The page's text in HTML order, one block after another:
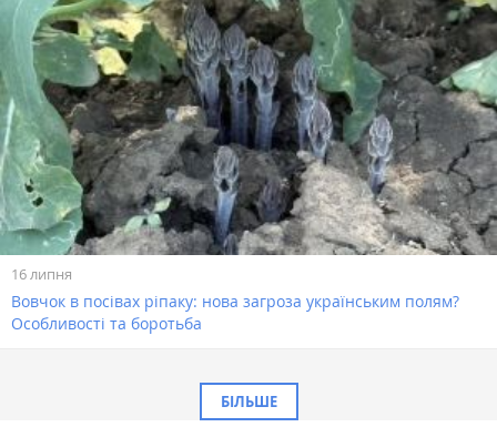
16 липня
Вовчок в посівах ріпаку: нова загроза українським полям?
Особливості та боротьба
БІЛЬШЕ